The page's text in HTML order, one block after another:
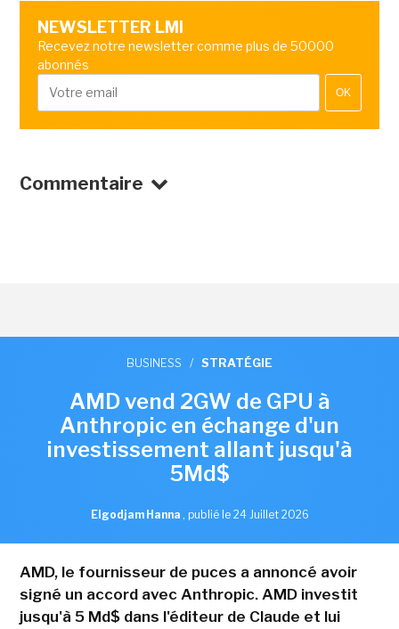
NEWSLETTER LMI
Recevez notre newsletter comme plus de 50000
abonnés
OK
Commentaire
BUSINESS / STRATÉGIE
AMD vend 2GW de GPU à
Anthropic en échange d'un
investissement allant jusqu'à
5Md$
Elgodjam Hanna , publié le 24 Juillet 2026
AMD, le fournisseur de puces a annoncé avoir
signé un accord avec Anthropic. AMD investit
jusqu'à 5 Md$ dans l'éditeur de Claude et lui